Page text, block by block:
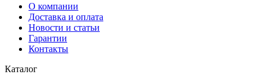
О компании
Доставка и оплата
Новости и статьи
Гарантии
Контакты
Каталог